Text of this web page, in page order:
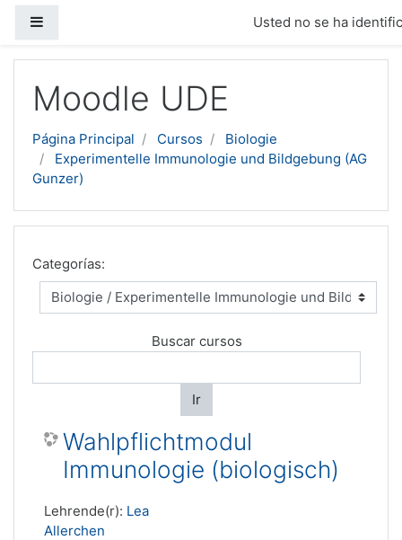
Usted no se ha
Moodle UDE
Página Principal Cursos
Biologie
Experimentelle Immunologie und Bildgebung (AG
Gunzer)
Categorías:
Buscar cursos
Ir
Wahlpflichtmodul
Immunologie (biologisch)
Lehrende(r): Lea
Allerchen